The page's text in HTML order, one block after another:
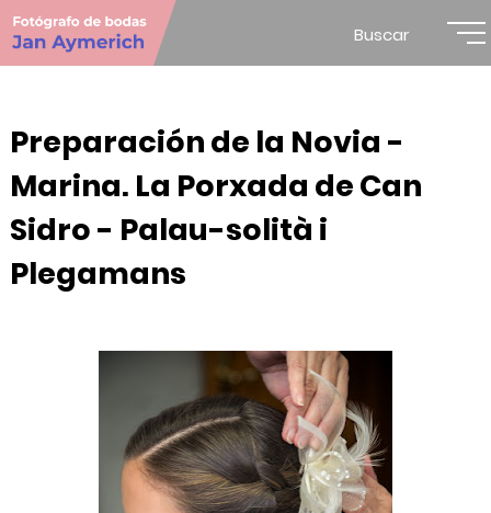
Buscar
Preparación de la Novia -
Marina. La Porxada de Can
Sidro - Palau-solità i
Plegamans